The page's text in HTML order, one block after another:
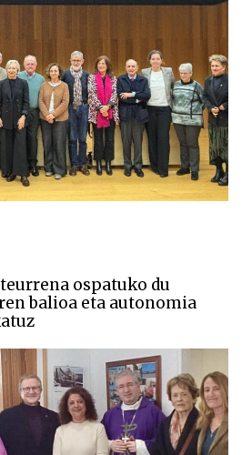
ospatuko du
balioa eta autonomia